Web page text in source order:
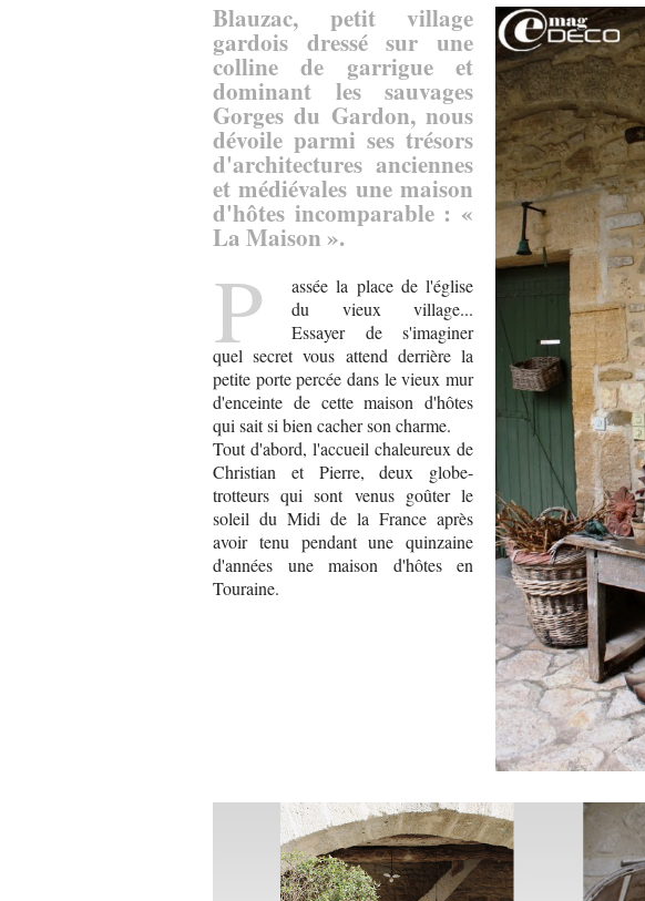
Blauzac, petit village
gardois dressé sur une
colline de garrigue et
dominant les sauvages
Gorges du Gardon, nous
dévoile parmi ses trésors
d'architectures anciennes
et médiévales une maison
d'hôtes incomparable : «
La Maison ».
P
assée la place de l'église
du vieux village...
Essayer de s'imaginer
quel secret vous attend derrière la
petite porte percée dans le vieux mur
d'enceinte de cette maison d'hôtes
qui sait si bien cacher son charme.
Tout d'abord, l'accueil chaleureux de
Christian et Pierre, deux globe-
trotteurs qui sont venus goûter le
soleil du Midi de la France après
avoir tenu pendant une quinzaine
d'années une maison d'hôtes en
Touraine.